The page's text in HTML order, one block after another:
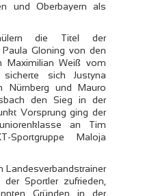
und Oberbayern als
die Titel der
Gloning von den
Maximilian Weiß vom
sich Justyna
Nürnberg und Mauro
den Sieg in der
Vorsprung ging der
an Tim
Maloja
Landesverbandstrainer
Sportler zufrieden,
Gründen in der